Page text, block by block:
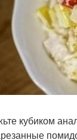
кубиком